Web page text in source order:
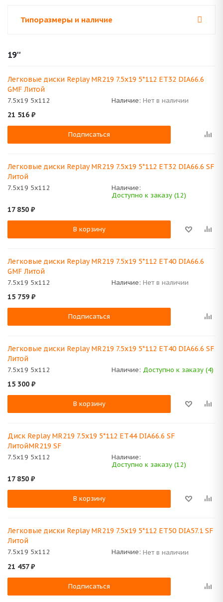
Типоразмеры и наличие
19''
Легковые диски Replay MR219 7.5x19 5*112 ET32 DIA66.6
GMF Литой
7.5x19 5x112 Наличие: Нет в наличии
21 516 ₽
Подписаться
Легковые диски Replay MR219 7.5x19 5*112 ET32 DIA66.6 SF
Литой
7.5x19 5x112
Наличие:
Доступно к заказу (12)
17 850 ₽
В корзину
Легковые диски Replay MR219 7.5x19 5*112 ET40 DIA66.6
GMF Литой
7.5x19 5x112 Наличие: Нет в наличии
15 759 ₽
Подписаться
Легковые диски Replay MR219 7.5x19 5*112 ET40 DIA66.6 SF
Литой
7.5x19 5x112 Наличие: Доступно к заказу (4)
15 300 ₽
В корзину
Диск Replay MR219 7.5x19 5*112 ET44 DIA66.6 SF
ЛитойMR219 SF
7.5x19 5x112
Наличие:
Доступно к заказу (12)
17 850 ₽
В корзину
Легковые диски Replay MR219 7.5x19 5*112 ET50 DIA57.1 SF
Литой
7.5x19 5x112 Наличие: Нет в наличии
21 457₽
Подписаться